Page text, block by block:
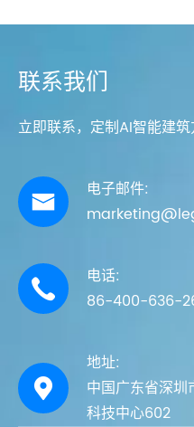
联系我们
立即联系，定制AI智能建筑

电子邮件:

电话:
86-400-636-

地址:
中国广东省深
科技中心602